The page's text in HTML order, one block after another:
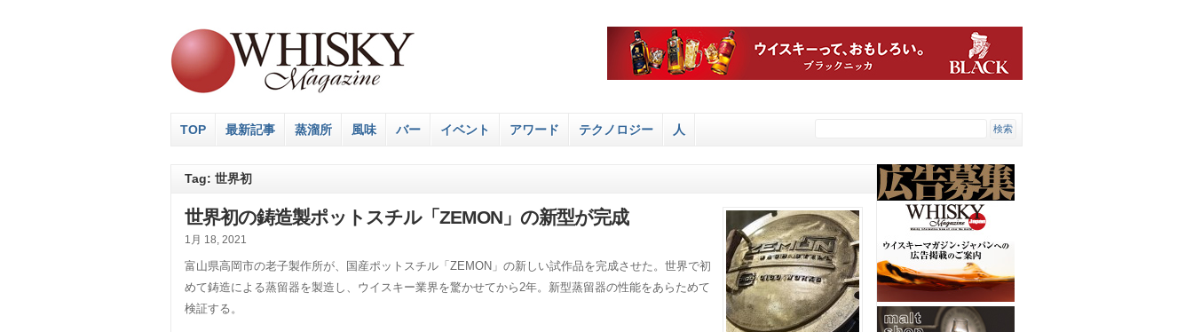
TOP 最新記事 蒸溜所 風味 バー イベント アワード テクノロジー 人
Tag: 世界初
世界初の鋳造製ポットスチル「ZEMON」の新型が完成
1月 18, 2021
富山県高岡市の老子製作所が、国産ポットスチル「ZEMON」の新しい試作品を完成させた。世界で初
めて鋳造による蒸留器を製造し、ウイスキー業界を驚かせてから2年。新型蒸留器の性能をあらためて
検証する。